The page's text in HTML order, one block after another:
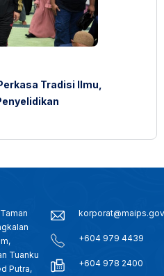
Tradisi Ilmu,
Tuanku
Putra,
+604 979 4439
+604 978 2400